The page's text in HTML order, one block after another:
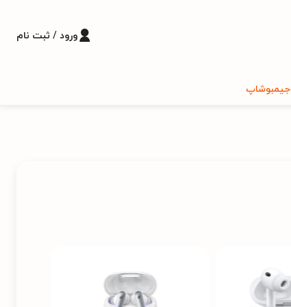
ورود / ثبت نام
جیمبوشاپ